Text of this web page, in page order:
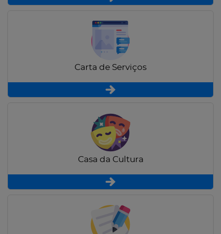
Carta de Serviços
Casa da Cultura